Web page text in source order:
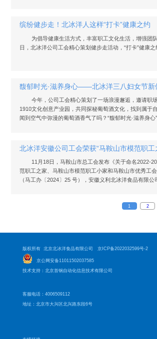
缤纷健步走！北冰洋人这样“打卡”健康之约
为倡导健康生活方式，丰富职工文化生活，增强团
日，北冰洋公司工会精心策划健步走活动，“打卡”健康之
馥郁时光·滋养身心——北冰洋三八妇女节新
今年，公司工会精心策划了一场浪漫邂逅，邀请职
1910文化创意产业园，共同探秘葡萄酒文化，找到属于
闻到空气中弥漫的葡萄酒香气了吗？“馥郁时光·滋养身心
北冰洋安徽公司工会荣获“马鞍山市模范职工
11月18日，马鞍山市总工会发布《关于命名2022-
范职工之家、马鞍山市模范职工小家和马鞍山市优秀工会
（马工办〔2024〕25 号），安徽义利北冰洋食品有限公
获“马鞍山市模范职工之家”称号。此项荣誉不仅是对安
1 2
版权所有 北京北冰洋食品有限公司 京ICP备2022032599号-2
京公网安备11011502037585
技术支持：北京首钢自动化信息技术有限公司
客服电话：4006509112
地址：北京市大兴区北兴路东段6号